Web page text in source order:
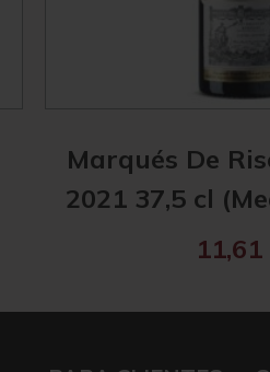
Marqués De
2021 37,5 cl
11,61